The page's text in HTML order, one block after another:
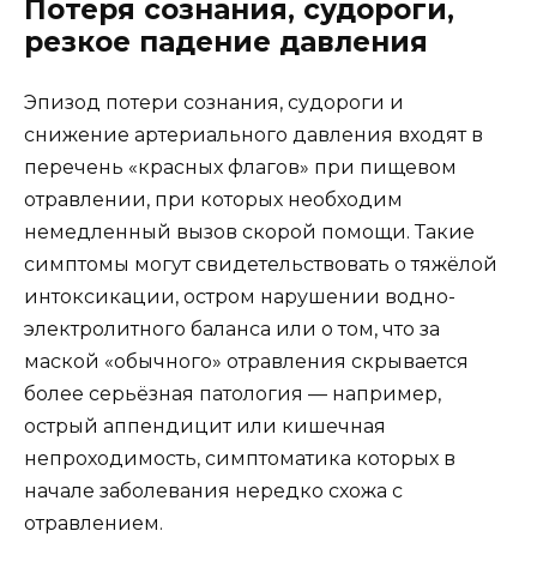
Потеря сознания, судороги,
резкое падение давления
Эпизод потери сознания, судороги и
снижение артериального давления входят в
перечень «красных флагов» при пищевом
отравлении, при которых необходим
немедленный вызов скорой помощи. Такие
симптомы могут свидетельствовать о тяжёлой
интоксикации, остром нарушении водно-
электролитного баланса или о том, что за
маской «обычного» отравления скрывается
более серьёзная патология — например,
острый аппендицит или кишечная
непроходимость, симптоматика которых в
начале заболевания нередко схожа с
отравлением.